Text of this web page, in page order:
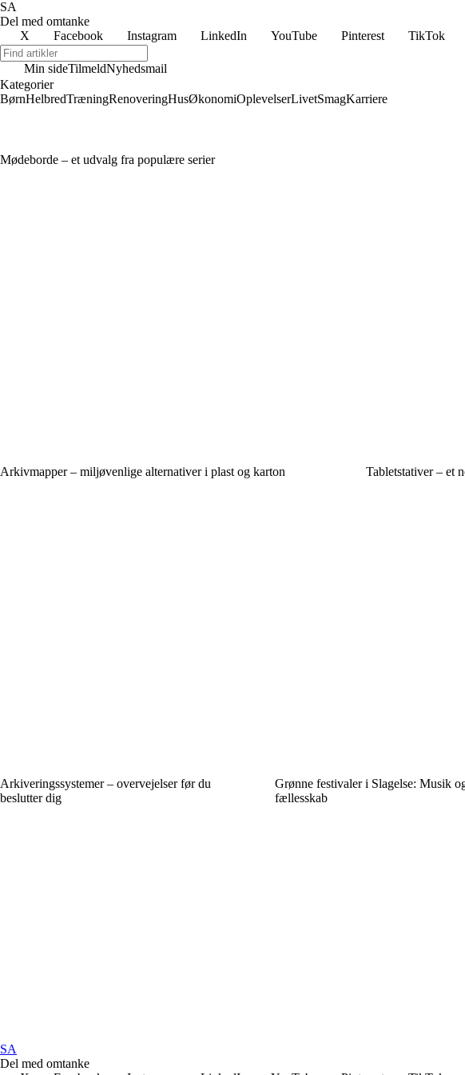
SA
Del med omtanke
X
Facebook Instagram LinkedIn YouTube Pinterest TikTok
Min sideTilmeldNyhedsmail
Kategorier
BørnHelbredTræningRenoveringHusØkonomiOplevelserLivetSmagKarriere
Mødeborde – et udvalg fra populære serier
Arkivmapper – miljøvenlige alternativer i plast og karton Tabletstativer – et
Arkiveringssystemer – overvejelser før du
beslutter dig
Grønne festivaler i Slagelse: Musik
fællesskab
SA
Del med omtanke